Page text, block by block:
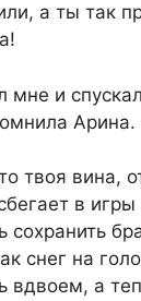
а ты так
и
Арина.
твоя вина,
в
сохранить
снег на
вдвоем, а